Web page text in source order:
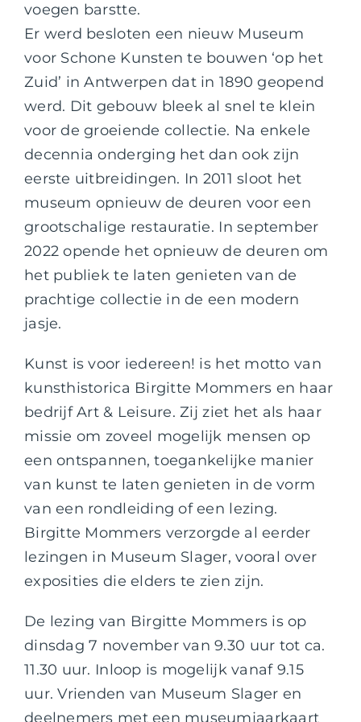
voegen barstte.
Er werd besloten een nieuw Museum
voor Schone Kunsten te bouwen ‘op het
Zuid’ in Antwerpen dat in 1890 geopend
werd. Dit gebouw bleek al snel te klein
voor de groeiende collectie. Na enkele
decennia onderging het dan ook zijn
eerste uitbreidingen. In 2011 sloot het
museum opnieuw de deuren voor een
grootschalige restauratie. In september
2022 opende het opnieuw de deuren om
het publiek te laten genieten van de
prachtige collectie in de een modern
jasje.
Kunst is voor iedereen! is het motto van
kunsthistorica Birgitte Mommers en haar
bedrijf Art & Leisure. Zij ziet het als haar
missie om zoveel mogelijk mensen op
een ontspannen, toegankelijke manier
van kunst te laten genieten in de vorm
van een rondleiding of een lezing.
Birgitte Mommers verzorgde al eerder
lezingen in Museum Slager, vooral over
exposities die elders te zien zijn.
De lezing van Birgitte Mommers is op
dinsdag 7 november van 9.30 uur tot ca.
11.30 uur. Inloop is mogelijk vanaf 9.15
uur. Vrienden van Museum Slager en
deelnemers met een museumjaarkaart